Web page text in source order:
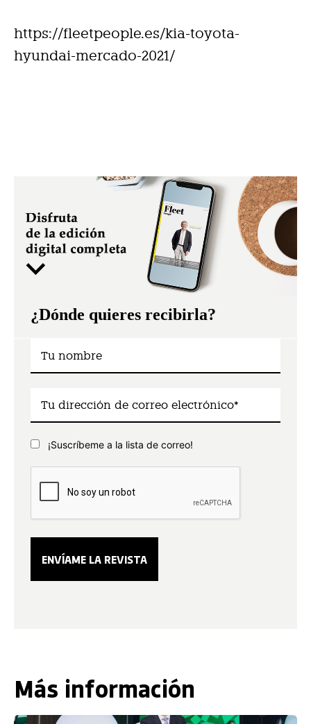
https://fleetpeople.es/kia-toyota-
hyundai-mercado-2021/
¿Dónde quieres recibirla?
¡Suscríbeme a la lista de correo!
Más información